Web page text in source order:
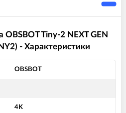
Tiny-2 NEXT GEN
- Характеристики
OBSBOT
4K